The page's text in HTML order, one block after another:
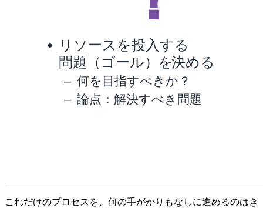
これだけのプロセスを、何の手がかりもなしに進めるのはき